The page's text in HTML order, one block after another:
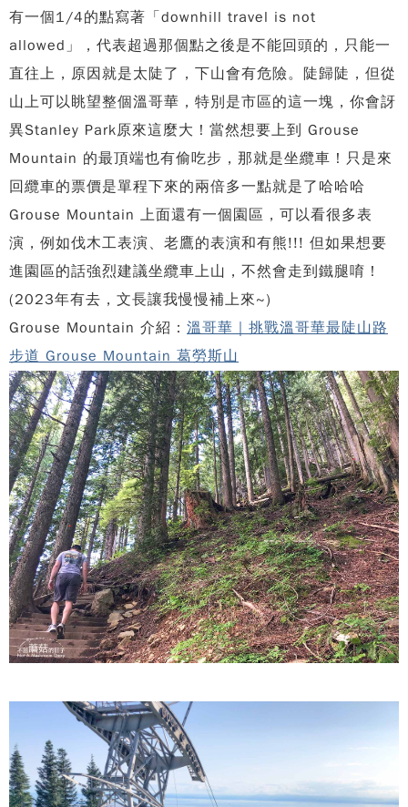
有一個1/4的點寫著「downhill travel is not
allowed」，代表超過那個點之後是不能回頭的，只能一
直往上，原因就是太陡了，下山會有危險。陡歸陡，但從
山上可以眺望整個溫哥華，特別是市區的這一塊，你會訝
異Stanley Park原來這麼大！當然想要上到 Grouse
Mountain 的最頂端也有偷吃步，那就是坐纜車！只是來
回纜車的票價是單程下來的兩倍多一點就是了哈哈哈
Grouse Mountain 上面還有一個園區，可以看很多表
演，例如伐木工表演、老鷹的表演和有熊!!! 但如果想要
進園區的話強烈建議坐纜車上山，不然會走到鐵腿唷！
(2023年有去，文長讓我慢慢補上來~)
Grouse Mountain 介紹： 溫哥華｜挑戰溫哥華最陡山路
步道 Grouse Mountain 葛勞斯山